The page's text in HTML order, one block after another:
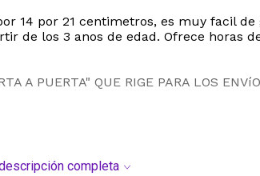
14 por 21 centimetros, es muy facil
de los 3 anos de edad. Ofrece horas
A PUERTA" QUE RIGE PARA LOS
completa